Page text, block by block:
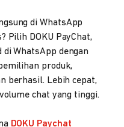
di WhatsApp
Pilih DOKU PayChat,
WhatsApp dengan
produk,
berhasil. Lebih cepat,
chat yang tinggi.
DOKU Paychat